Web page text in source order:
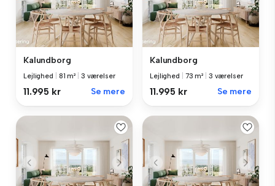
Kalundborg
Lejlighed 81 m² 3 værelser
11.995 kr Se mere
Kalundborg
Lejlighed 73 m² 3 værelser
11.995 kr Se mere